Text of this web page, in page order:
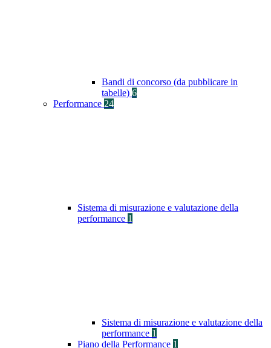
Bandi di concorso (da pubblicare in
tabelle) 6
Performance 24
Sistema di misurazione e valutazione della
performance 1
Sistema di misurazione e valutazione della
performance 1
Piano della Performance 1